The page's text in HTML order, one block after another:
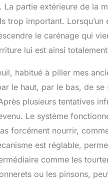
La partie extérieure de la
trop important.
le carénage qui
lui est ainsi
habitué à piller mes
le haut, par le bas, de
plusieurs tentatives
Le système
forcément nourrir,
est réglable,
comme les
ou les pinsons,